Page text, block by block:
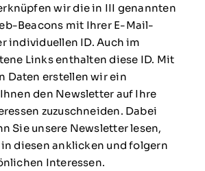
wir die in III genannten
Beacons mit Ihrer E-Mail-
individuellen ID. Auch im
Links enthalten diese ID. Mit
Daten erstellen wir ein
den Newsletter auf Ihre
zuzuschneiden. Dabei
Sie unsere Newsletter lesen,
diesen anklicken und folgern
Interessen.